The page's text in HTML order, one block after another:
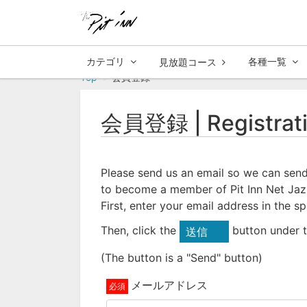
カテゴリ 見放題コース
各種一覧
Top
会員登録
会員登録 |
Please send us an email so we can
to become a member of Pit Inn Net
First, enter your email address in the
Then, click the
送信
button under
(The button is a "Send" button)
メールアドレス